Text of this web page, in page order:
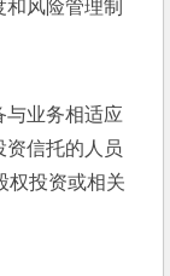
风险管理制
业务相适应
资信托的人员
权投资或相关